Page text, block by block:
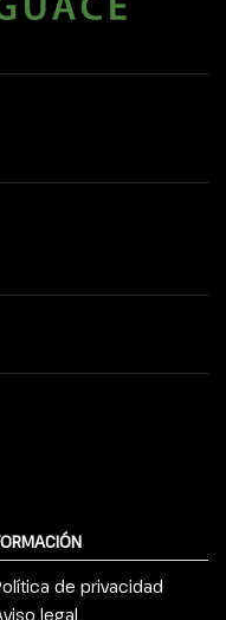
de privacidad
legal